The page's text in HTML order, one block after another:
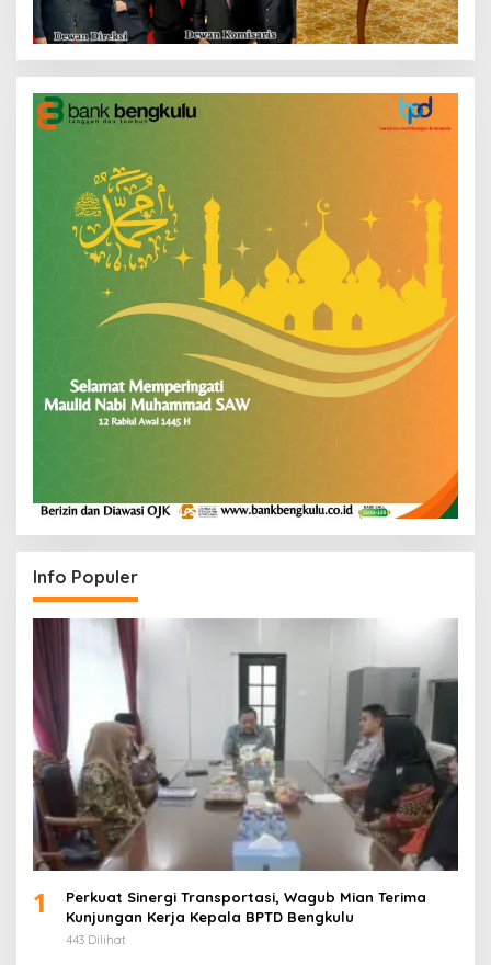
Info Populer
1
Perkuat Sinergi Transportasi, Wagub Mian Terima
Kunjungan Kerja Kepala BPTD Bengkulu
443 Dilihat